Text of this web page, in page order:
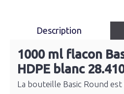
Description
1000 ml flacon
HDPE blanc
La bouteille Basic Round